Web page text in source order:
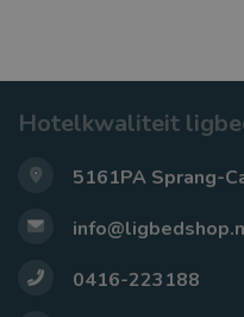
Hotelkwaliteit
5161PA Sprang-
0416-223188